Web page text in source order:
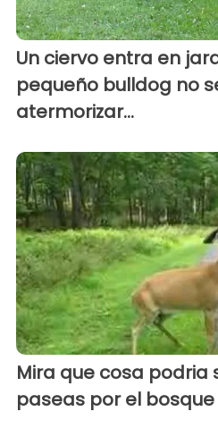
Un ciervo entra en
pequeño bulldog no
atermorizar...
Mira que cosa
paseas por el bosque